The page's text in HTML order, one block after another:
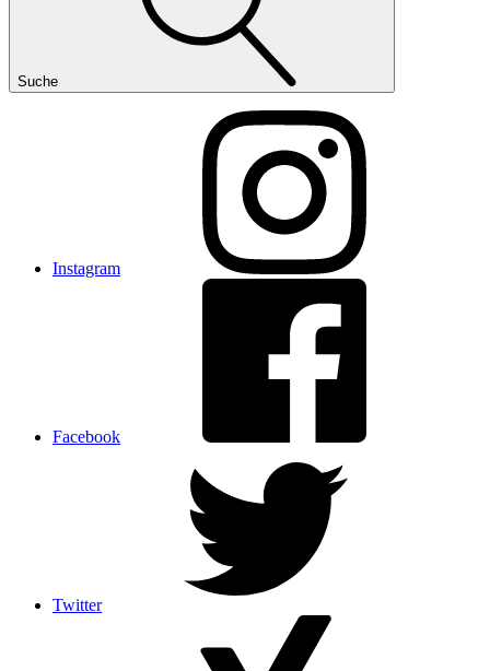
Suche
Instagram
Facebook
Twitter